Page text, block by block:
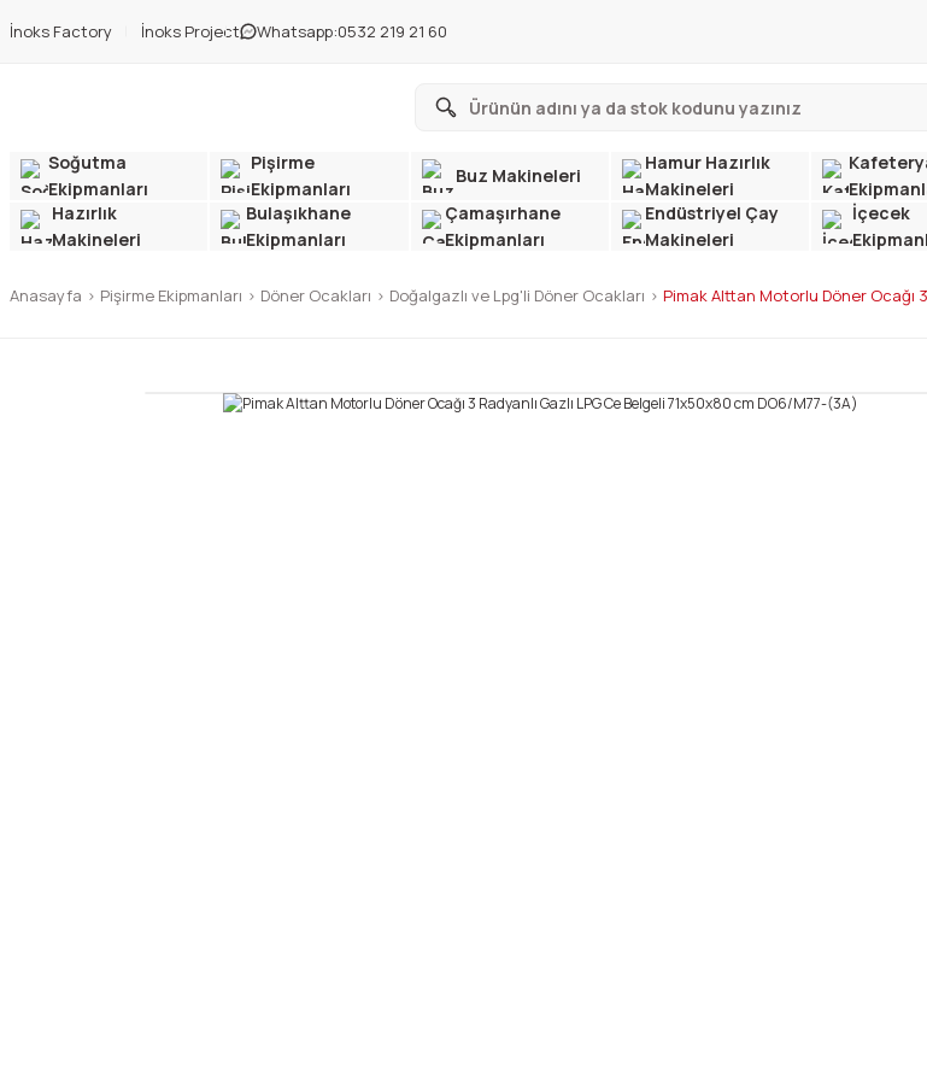
İnoks Factory İnoks Project Whatsapp:0532 219 21 60
Soğutma
Ekipmanları
Pişirme
Ekipmanları
Buz Makineleri
Hamur Hazırlık
Makineleri
Hazırlık
Makineleri
Bulaşıkhane
Ekipmanları
Çamaşırhane
Ekipmanları
Endüstriyel Çay
Makineleri
İçecek
Anasayfa Pişirme Ekipmanları Döner Ocakları Doğalgazlı ve Lpg'li Döner Ocakları Pimak Alttan Motorlu Döner Ocağı